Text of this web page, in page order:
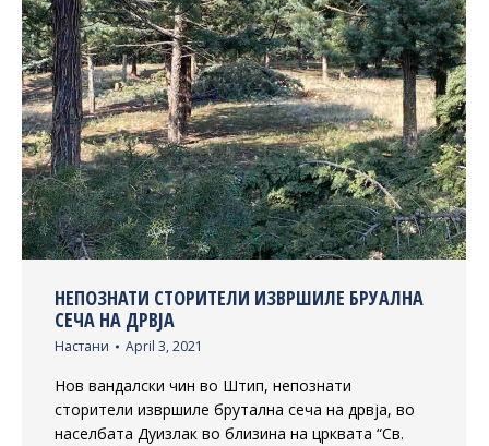
НЕПОЗНАТИ СТОРИТЕЛИ ИЗВРШИЛЕ БРУАЛНА
СЕЧА НА ДРВЈА
Настани April 3, 2021
Нов вандалски чин во Штип, непознати
сторители извршиле брутална сеча на дрвја, во
населбата Дуизлак во близина на црквата “Св.